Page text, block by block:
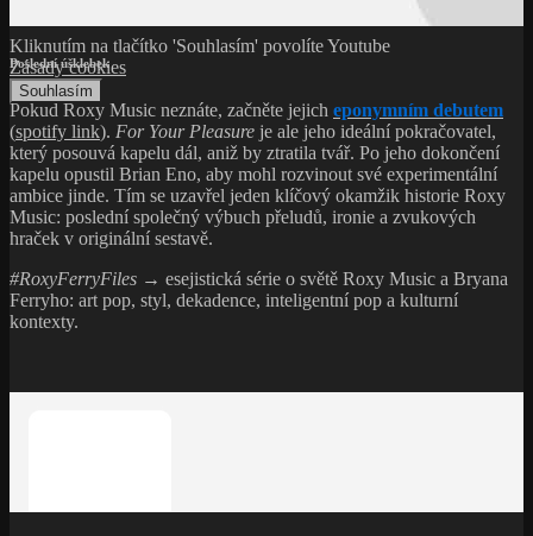
Kliknutím na tlačítko 'Souhlasím' povolíte Youtube
Zásady cookies
Souhlasím
Poslední úšklebek
Pokud Roxy Music neznáte, začněte jejich eponymním debutem
(spotify link). For Your Pleasure je ale jeho ideální pokračovatel,
který posouvá kapelu dál, aniž by ztratila tvář. Po jeho dokončení
kapelu opustil Brian Eno, aby mohl rozvinout své experimentální
ambice jinde. Tím se uzavřel jeden klíčový okamžik historie Roxy
Music: poslední společný výbuch přeludů, ironie a zvukových
hraček v originální sestavě.
#RoxyFerryFiles → esejistická série o světě Roxy Music a Bryana
Ferryho: art pop, styl, dekadence, inteligentní pop a kulturní
kontexty.